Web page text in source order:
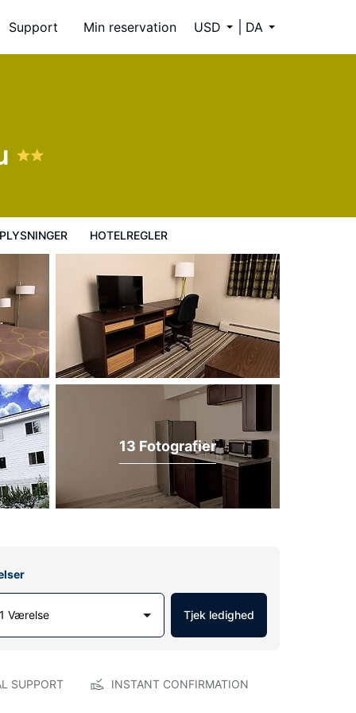
Support Min reservation USD DA
HOTELREGLER
13 Fotografier
1 Værelse Tjek ledighed
SUPPORT INSTANT CONFIRMATION